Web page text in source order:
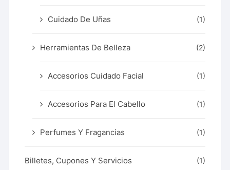
Cuidado De Uñas (1)
Herramientas De Belleza (2)
Accesorios Cuidado Facial (1)
Accesorios Para El Cabello (1)
Perfumes Y Fragancias (1)
Billetes, Cupones Y Servicios (1)